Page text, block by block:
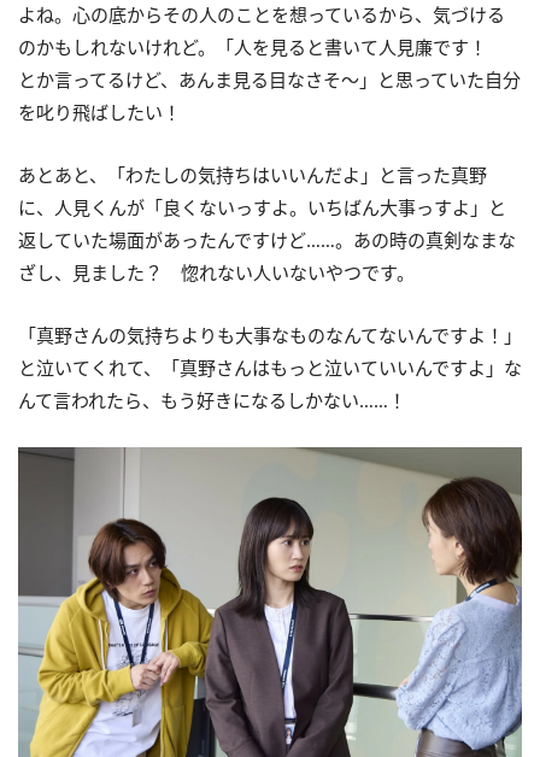
よね。心の底からその人のことを想っているから、気づける
のかもしれないけれど。「人を見ると書いて人見廉です！
とか言ってるけど、あんま見る目なさそ〜」と思っていた自分
を叱り飛ばしたい！
あとあと、「わたしの気持ちはいいんだよ」と言った真野
に、人見くんが「良くないっすよ。いちばん大事っすよ」と
返していた場面があったんですけど……。あの時の真剣なまな
ざし、見ました？ 惚れない人いないやつです。
「真野さんの気持ちよりも大事なものなんてないんですよ！」
と泣いてくれて、「真野さんはもっと泣いていいんですよ」な
んて言われたら、もう好きになるしかない……！